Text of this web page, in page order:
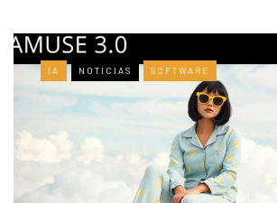
IA NOTICIAS SOFTWARE